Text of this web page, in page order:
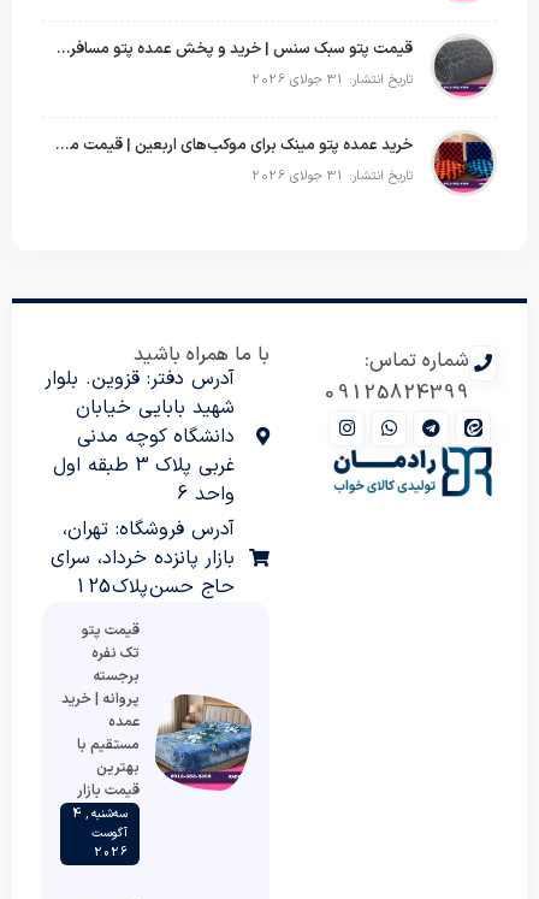
قیمت پتو سبک سنس | خرید و پخش عمده پتو مسافرتی Sense
تاریخ انتشار: 31 جولای 2026
خرید عمده پتو مینک برای موکب‌های اربعین | قیمت مناسب و ارسال سریع
تاریخ انتشار: 31 جولای 2026
شماره تماس:
09125824399
با ما همراه باشید
آدرس دفتر: قزوین. بلوار
شهید بابایی خیابان
دانشگاه کوچه مدنی
غربی پلاک 3 طبقه اول
واحد 6
آدرس فروشگاه: تهران،
بازار پانزده خرداد، سرای
حاج حسن پلاک 125
قیمت پتو
تک نفره
برجسته
پروانه | خرید
عمده
مستقیم با
بهترین
قیمت بازار
سه‌شنبه , 4
آگوست
2026